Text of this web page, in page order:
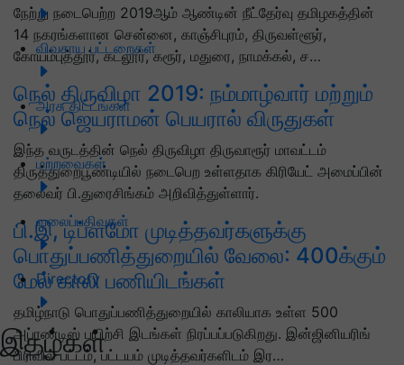
விவசாய பட்டறைகள்
அரசு திட்டங்கள்
மற்றவைகள்
வலைப்பதிவுகள்
Directory
இதழ்கள்
நேற்று நடைபெற்ற 2019ஆம் ஆண்டின் நீட்தேர்வு தமிழகத்தின்
14 நகரங்களான சென்னை, காஞ்சிபுரம், திருவள்ளூர்,
கோயம்புத்தூர், கடலூர், கரூர், மதுரை, நாமக்கல், ச…
நெல் திருவிழா 2019: நம்மாழ்வார் மற்றும்
நெல் ஜெயராமன் பெயரால் விருதுகள்
இந்த வருடத்தின் நெல் திருவிழா திருவாரூர் மாவட்டம்
திருத்துறைபூண்டியில் நடைபெற உள்ளதாக கிரியேட் அமைப்பின்
தலைவர் பி.துரைசிங்கம் அறிவித்துள்ளார்.
பி.இ, டிப்ளமோ முடித்தவர்களுக்கு
பொதுப்பணித்துறையில் வேலை: 400க்கும்
மேல் காலி பணியிடங்கள்
தமிழ்நாடு பொதுப்பணித்துறையில் காலியாக உள்ள 500
அப்ரண்டிஸ் பயிற்சி இடங்கள் நிரப்பப்படுகிறது. இன்ஜினியரிங்
பிரிவில் பட்டம், பட்டயம் முடித்தவர்களிடம் இர…